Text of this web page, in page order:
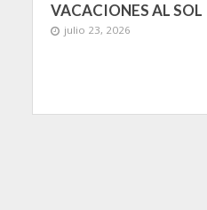
VACACIONES AL SOL
julio 23, 2026